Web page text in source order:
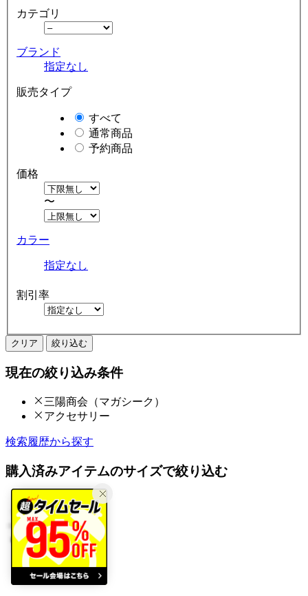
カテゴリ
ブランド
指定なし
販売タイプ
すべて
通常商品
予約商品
価格
〜
カラー
指定なし
割引率
クリア 絞り込む
現在の絞り込み条件
三陽商会（マガシーク）
アクセサリー
検索履歴から探す
購入済みアイテムのサイズで絞り込む